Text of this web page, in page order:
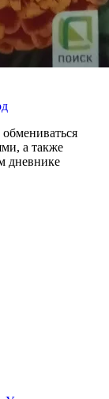
а также
дневнике